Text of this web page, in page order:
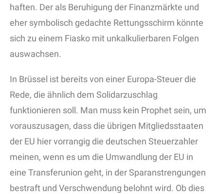
haften. Der als Beruhigung der Finanzmärkte und
eher symbolisch gedachte Rettungsschirm könnte
sich zu einem Fiasko mit unkalkulierbaren Folgen
auswachsen.
In Brüssel ist bereits von einer Europa-Steuer die
Rede, die ähnlich dem Solidarzuschlag
funktionieren soll. Man muss kein Prophet sein, um
vorauszusagen, dass die übrigen Mitgliedsstaaten
der EU hier vorrangig die deutschen Steuerzahler
meinen, wenn es um die Umwandlung der EU in
eine Transferunion geht, in der Sparanstrengungen
bestraft und Verschwendung belohnt wird. Ob dies